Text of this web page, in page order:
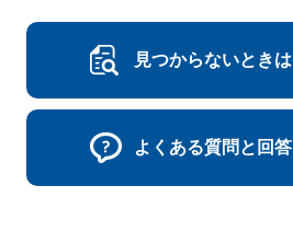
見つからないときは
よくある質問と回答